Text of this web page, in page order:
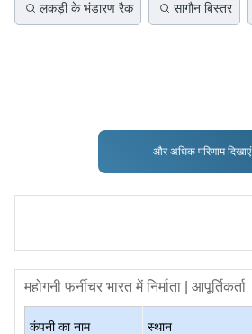
लकड़ी के भंडारण रैक सागौन बिस्तर
और अधिक परिणाम दिखाएं
महोगनी फर्नीचर भारत में निर्माता | आपूर्तिकर्ता
कंपनी का नाम स्थान